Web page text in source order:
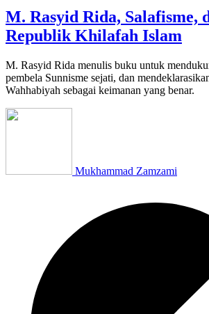
M. Rasyid Rida, Salafisme,
Republik Khilafah Islam
M. Rasyid Rida menulis buku untuk
pembela Sunnisme sejati, dan
Wahhabiyah sebagai keimanan yang benar.
Mukhammad Zamzami